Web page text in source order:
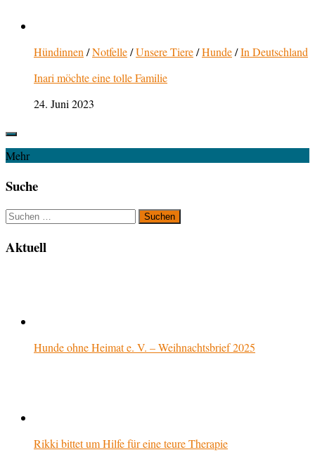
Hündinnen /Notfelle/Unsere Tiere/Hunde/In Deutschland
Inari möchte eine tolle Familie
24. Juni 2023
Mehr
Suche
Suchen
Aktuell
Hunde ohne Heimat e. V. – Weihnachtsbrief 2025
Rikki bittet um Hilfe für eine teure Therapie